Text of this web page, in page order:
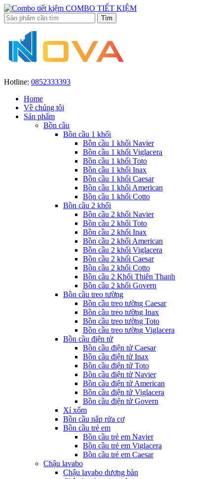
COMBO TIẾT KIỆM
Hotline: 0852333393
Home
Về chúng tôi
Sản phẩm
Bồn cầu
Bồn cầu 1 khối
Bồn cầu 1 khối Navier
Bồn cầu 1 khối Viglacera
Bồn cầu 1 khối Toto
Bồn cầu 1 khối Inax
Bồn cầu 1 khối Caesar
Bồn cầu 1 khối American
Bồn cầu 1 khối Cotto
Bồn cầu 2 khối
Bồn cầu 2 khối Navier
Bồn cầu 2 khối Toto
Bồn cầu 2 khối Inax
Bồn cầu 2 khối American
Bồn cầu 2 khối Viglacera
Bồn cầu 2 khối Caesar
Bồn cầu 2 khối Cotto
Bồn cầu 2 Khối Thiên Thanh
Bồn cầu 2 khối Govern
Bồn cầu treo tường
Bồn cầu treo tường Caesar
Bồn cầu treo tường Inax
Bồn cầu treo tường Toto
Bồn cầu treo tường Viglacera
Bồn cầu điện tử
Bồn cầu điện tử Caesar
Bồn cầu điện tử Inax
Bồn cầu điện tử Toto
Bồn cầu điện tử Navier
Bồn cầu điện tử American
Bồn cầu điện tử Viglacera
Bồn cầu điện tử Govern
Xí xổm
Bồn cầu nắp rửa cơ
Bồn cầu trẻ em
Bồn cầu trẻ em Navier
Bồn cầu trẻ em Viglacera
Bồn cầu trẻ em Caesar
Chậu lavabo
Chậu lavabo dương bàn